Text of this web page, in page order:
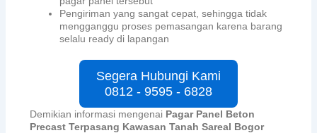
Pengiriman yang sangat cepat, sehingga tidak
mengganggu proses pemasangan karena barang
selalu ready di lapangan
Segera Hubungi Kami
0812 - 9595 - 6828
Demikian informasi mengenai Pagar Panel Beton
Precast Terpasang Kawasan Tanah Sareal Bogor